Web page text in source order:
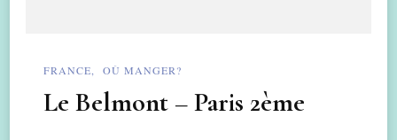
FRANCE OÙ MANGER?
Le Belmont – Paris 2ème